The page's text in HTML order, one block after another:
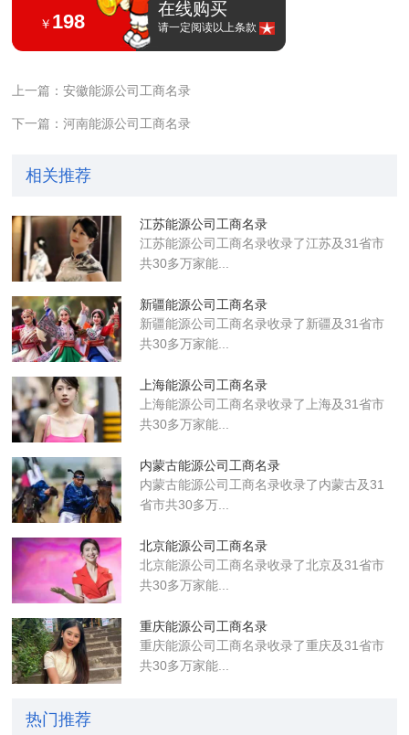
￥ 198
在线购买
请一定阅读以上条款
上一篇：安徽能源公司工商名录
下一篇：河南能源公司工商名录
相关推荐
江苏能源公司工商名录
江苏能源公司工商名录收录了江苏及31省市
共30多万家能...
新疆能源公司工商名录
新疆能源公司工商名录收录了新疆及31省市
共30多万家能...
上海能源公司工商名录
上海能源公司工商名录收录了上海及31省市
共30多万家能...
内蒙古能源公司工商名录
内蒙古能源公司工商名录收录了内蒙古及31
省市共30多万...
北京能源公司工商名录
北京能源公司工商名录收录了北京及31省市
共30多万家能...
重庆能源公司工商名录
重庆能源公司工商名录收录了重庆及31省市
共30多万家能...
热门推荐